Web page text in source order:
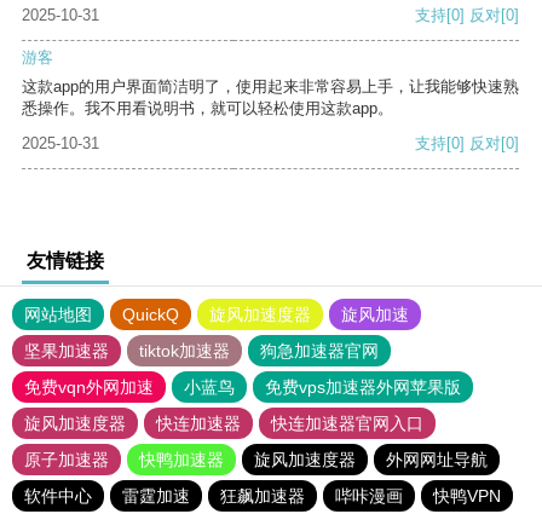
2025-10-31 支持[0] 反对[0]
游客
这款app的用户界面简洁明了，使用起来非常容易上手，让我能够快速熟
悉操作。我不用看说明书，就可以轻松使用这款app。
2025-10-31
支持[0] 反对[0]
友情链接
网站地图 QuickQ 旋风加速度器
旋风加速
坚果加速器
tiktok加速器
狗急加速器官网
免费vqn外网加速
小蓝鸟
免费vps加速器外网苹果版
旋风加速度器
快连加速器
快连加速器官网入口
原子加速器
快鸭加速器 旋风加速度器
外网网址导航
软件中心
雷霆加速 狂飙加速器 哔咔漫画
快鸭VPN